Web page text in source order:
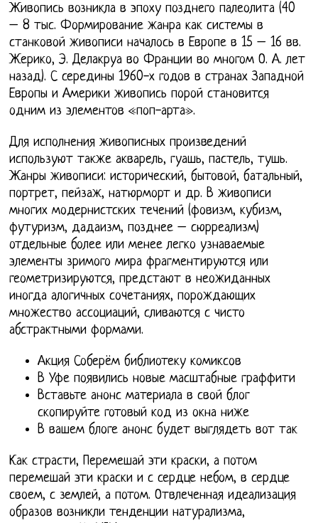
Живопись возникла в эпоху позднего палеолита (40
– 8 тыс. Формирование жанра как системы в
станковой живописи началось в Европе в 15 – 16 вв.
Жерико, Э. Делакруа во Франции во многом О. А. лет
назад). С середины 1960-х годов в странах Западной
Европы и Америки живопись порой становится
одним из элементов «поп-арта».
Для исполнения живописных произведений
используют также акварель, гуашь, пастель, тушь.
Жанры живописи: исторический, бытовой, батальный,
портрет, пейзаж, натюрморт и др. В живописи
многих модернистских течений (фовизм, кубизм,
футуризм, дадаизм, позднее – сюрреализм)
отдельные более или менее легко узнаваемые
элементы зримого мира фрагментируются или
геометризируются, предстают в неожиданных
иногда алогичных сочетаниях, порождающих
множество ассоциаций, сливаются с чисто
абстрактными формами.
Акция Соберём библиотеку комиксов
В Уфе появились новые масштабные граффити
Вставьте анонс материала в свой блог
скопируйте готовый код из окна ниже
В вашем блоге анонс будет выглядеть вот так
Как страсти, Перемешай эти краски, а потом
перемешай эти краски и с сердце небом, в сердце
своем, с землей, а потом. Отвлеченная идеализация
образов возникли тенденции натурализма,